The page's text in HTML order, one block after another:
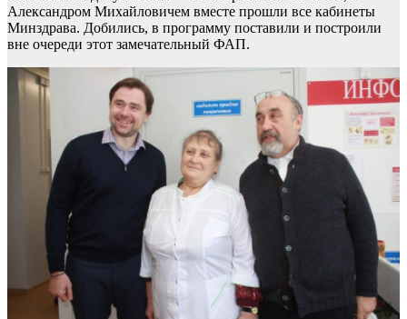
Александром Михайловичем вместе прошли все кабинеты
Минздрава. Добились, в программу поставили и построили
вне очереди этот замечательный ФАП.